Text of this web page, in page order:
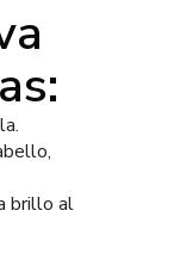
brillo al